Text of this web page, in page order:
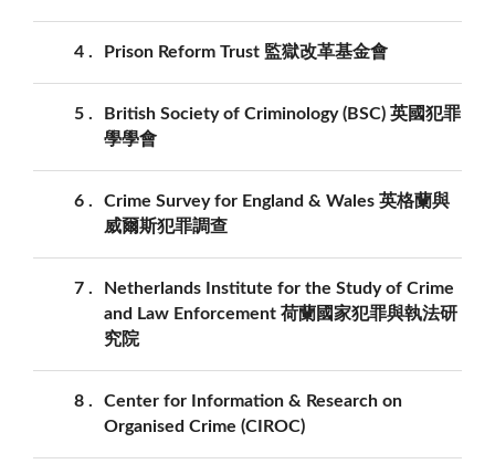
4 Prison Reform Trust 監獄改革基金會
5
British Society of Criminology (BSC) 英國犯罪
學學會
6
Crime Survey for England & Wales 英格蘭與
威爾斯犯罪調查
7
Netherlands Institute for the Study of Crime
and Law Enforcement 荷蘭國家犯罪與執法研
究院
8
Center for Information & Research on
Organised Crime (CIROC)